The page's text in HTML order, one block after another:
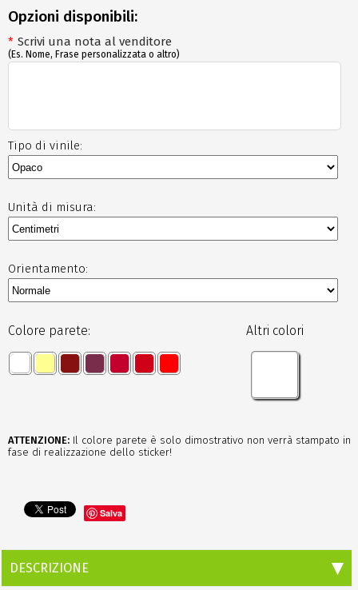
Opzioni disponibili:
Tipo di vinile:
Unità di misura:
Orientamento:
Colore parete: Altri colori
ATTENZIONE: Il colore parete è solo dimostrativo non verrà stampato in
fase di realizzazione dello sticker!
* Scrivi una nota al venditore
(Es. Nome, Frase personalizzata o altro)
Salva
DESCRIZIONE